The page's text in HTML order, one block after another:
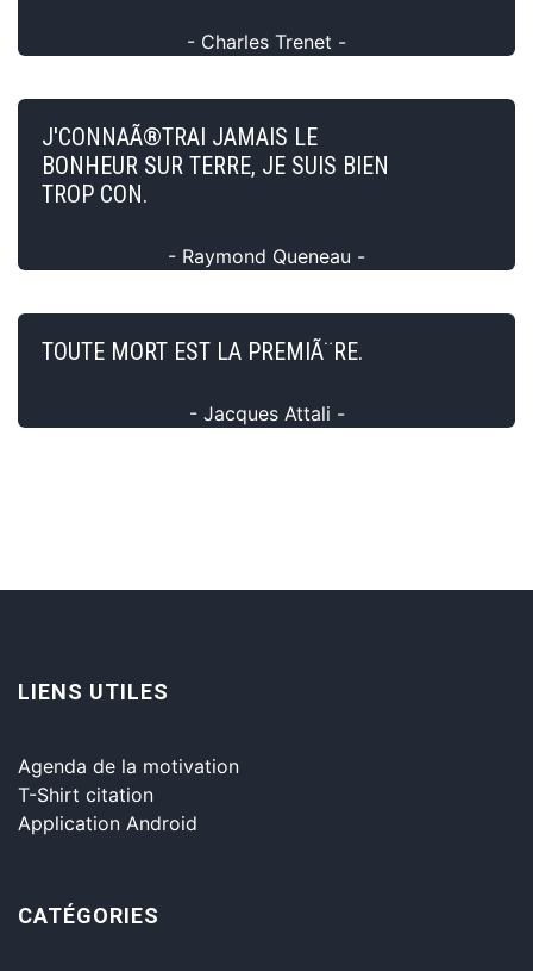
- Charles Trenet -
J'CONNAÃ®TRAI JAMAIS LE
BONHEUR SUR TERRE, JE SUIS BIEN
TROP CON.
- Raymond Queneau -
TOUTE MORT EST LA PREMIÃ¨RE.
- Jacques Attali -
LIENS UTILES
Agenda de la motivation
T-Shirt citation
Application Android
CATÉGORIES